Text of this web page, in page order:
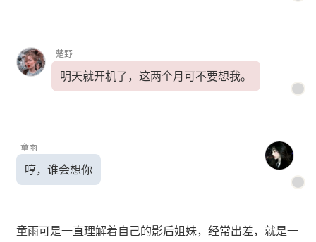
楚野
明天就开机了，这两个月可不要想我。
童雨
哼，谁会想你
童雨可是一直理解着自己的影后姐妹，经常出差，就是一